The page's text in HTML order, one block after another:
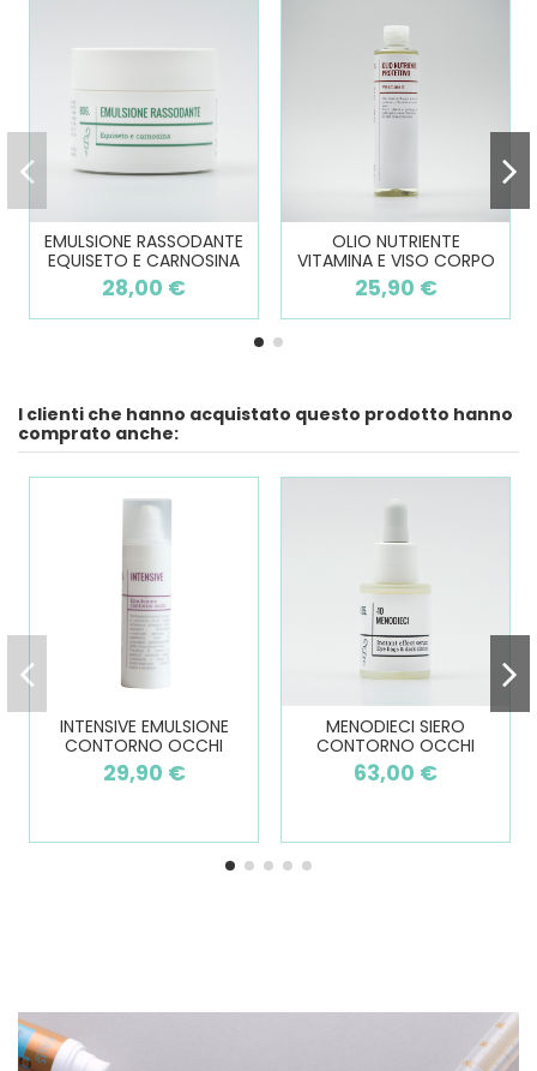
EMULSIONE RASSODANTE
EQUISETO E CARNOSINA
28,00 €
OLIO NUTRIENTE
VITAMINA E VISO CORPO
25,90 €
I clienti che hanno acquistato questo prodotto hanno
comprato anche:
INTENSIVE EMULSIONE
CONTORNO OCCHI
29,90 €
MENODIECI SIERO
CONTORNO OCCHI
63,00 €